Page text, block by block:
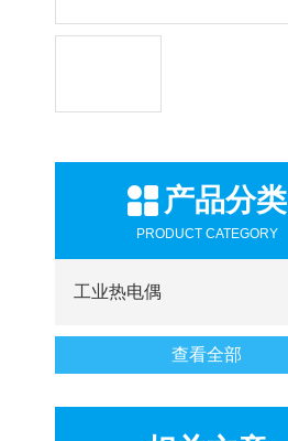
产品分类
PRODUCT CATEGORY
工业热电偶
查看全部